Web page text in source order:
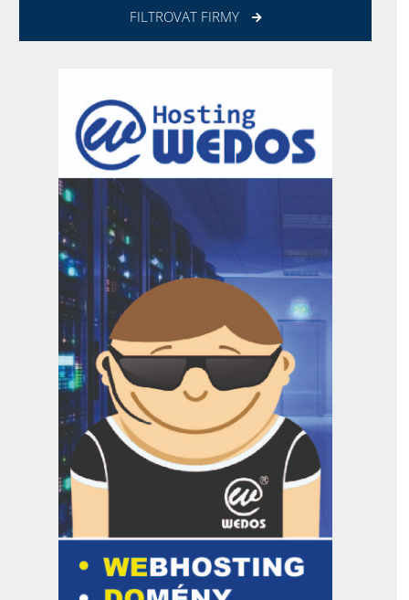
FILTROVAT FIRMY